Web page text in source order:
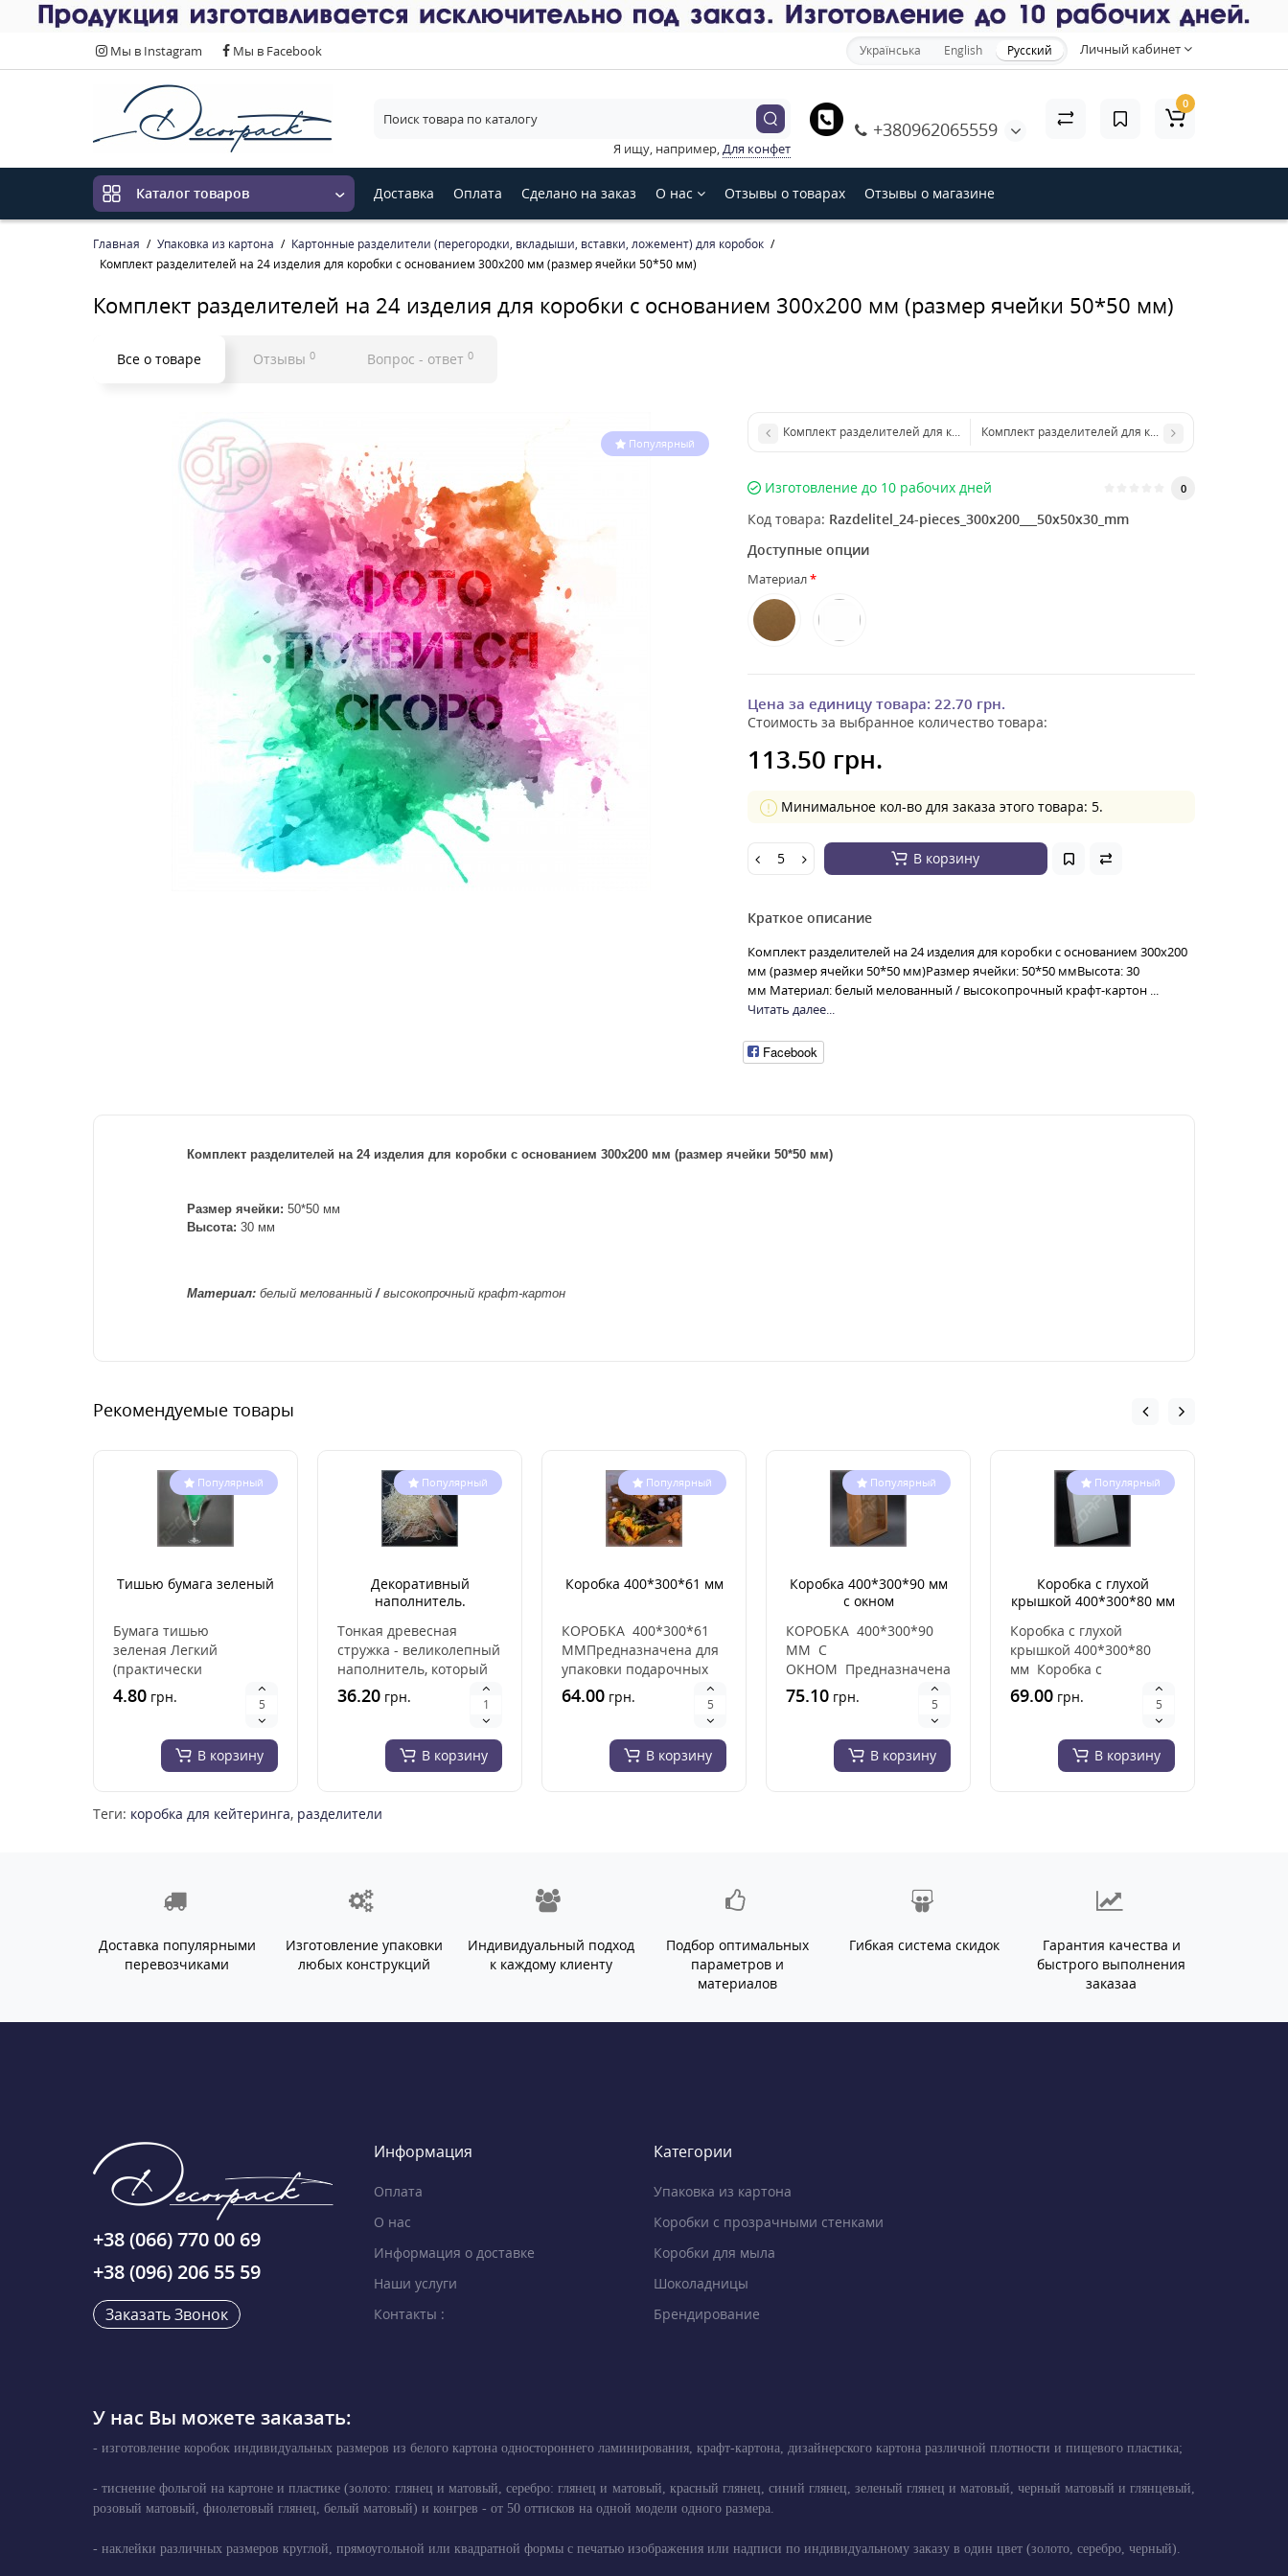
Мы в Instagram Мы в Facebook Личный кабинет
Українська English Русский
+380962065559
Я ищу, например,Для конфет
0
Каталог товаров Доставка Оплата Сделано на заказ О нас Отзывы о товарах Отзывы о магазине
Главная Упаковка из картона
Картонные разделители (перегородки, вкладыши, вставки, ложемент) для коробок
Комплект разделителей на 24 изделия для коробки с основанием 300х200 мм (размер ячейки 50*50 мм)
Комплект разделителей на 24 изделия для коробки с основанием 300х200 мм (размер ячейки 50*50 мм)
×
Все о товаре Отзывы 0 Вопрос - ответ 0
Популярный
Комплект разделителей для коробки 245*200 мм на 12 ячеек
Комплект разделителей для коробки 245*200 мм на
Изготовление до 10 рабочих дней 0
Код товара: Razdelitel_24-pieces_300x200___50х50х30_mm
Доступные опции
Материал
Цена за единицу товара: 22.70 грн.
Стоимость за выбранное количество товара:
113.50 грн.
Минимальное кол-во для заказа этого товара: 5.
В корзину
Краткое описание
Комплект разделителей на 24 изделия для коробки с основанием 300х200
мм (размер ячейки 50*50 мм)Размер ячейки: 50*50 ммВысота: 30
мм Материал: белый мелованный / высокопрочный крафт-картон ...
Читать далее...
Facebook
Комплект разделителей на 24 изделия для коробки с основанием 300х200 мм (размер ячейки 50*50 мм)
Размер ячейки:50*50 мм
Высота: 30 мм
Материал: белый мелованный/высокопрочный крафт-картон
Рекомендуемые товары
Популярный
Тишью бумага зеленый
Бумага тишью
зеленая Легкий
(практически
невесомый), материал
высокого качества.
4.80 грн.
В корзину
Популярный
Декоративный
наполнитель.
Упаковка 100гр
Тонкая древесная
стружка - великолепный
наполнитель, который
подойдет для
наполнения
36.20 грн.
В корзину
Популярный
Коробка 400*300*61 мм
КОРОБКА 400*300*61
ММПредназначена для
упаковки подарочных
наборов, тортов,
чизкейков, п..
64.00 грн.
В корзину
Популярный
Коробка 400*300*90 мм
с окном
КОРОБКА 400*300*90
ММ С
ОКНОМ Предназначена
для упаковки
подарочных наборов,&..
75.10 грн.
В корзину
Популярный
Коробка с глухой
крышкой 400*300*80 мм
Коробка с глухой
крышкой 400*300*80
мм Коробка с
минимальным
количеством
69.00 грн.
В корзину
Теги: коробка для кейтеринга, разделители
Доставка популярными
перевозчиками
Изготовление упаковки
любых конструкций
Индивидуальный подход
к каждому клиенту
Подбор оптимальных
параметров и
материалов
Гибкая система скидок
Гарантия качества и
быстрого выполнения
заказаа
+38 (066) 770 00 69
+38 (096) 206 55 59
Заказать Звонок
Информация
Оплата
О нас
Информация о доставке
Наши услуги
Контакты :
Категории
Упаковка из картона
Коробки с прозрачными стенками
Коробки для мыла
Шоколадницы
Брендирование
У нас Вы можете заказать:
- изготовление коробок индивидуальных размеров из белого картона одностороннего ламинирования, крафт-картона, дизайнерского картона различной плотности и пищевого пластика;
- тиснение фольгой на картоне и пластике (золото: глянец и матовый, серебро: глянец и матовый, красный глянец, синий глянец, зеленый глянец и матовый, черный матовый и глянцевый,
розовый матовый, фиолетовый глянец, белый матовый) и конгрев - от 50 оттисков на одной модели одного размера.
- наклейки различных размеров круглой, прямоугольной или квадратной формы с печатью изображения или надписи по индивидуальному заказу в один цвет (золото, серебро, черный).